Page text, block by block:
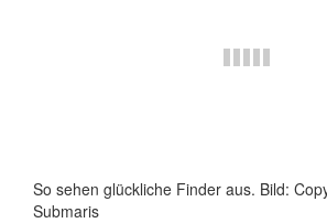
So sehen glückliche Finder aus. Bild:
Submaris